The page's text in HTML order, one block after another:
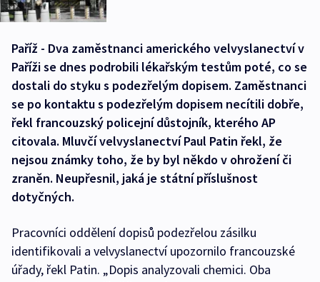
Paříž - Dva zaměstnanci amerického velvyslanectví v
Paříži se dnes podrobili lékařským testům poté, co se
dostali do styku s podezřelým dopisem. Zaměstnanci
se po kontaktu s podezřelým dopisem necítili dobře,
řekl francouzský policejní důstojník, kterého AP
citovala. Mluvčí velvyslanectví Paul Patin řekl, že
nejsou známky toho, že by byl někdo v ohrožení či
zraněn. Neupřesnil, jaká je státní příslušnost
dotyčných.
Pracovníci oddělení dopisů podezřelou zásilku
identifikovali a velvyslanectví upozornilo francouzské
úřady, řekl Patin. „Dopis analyzovali chemici. Oba